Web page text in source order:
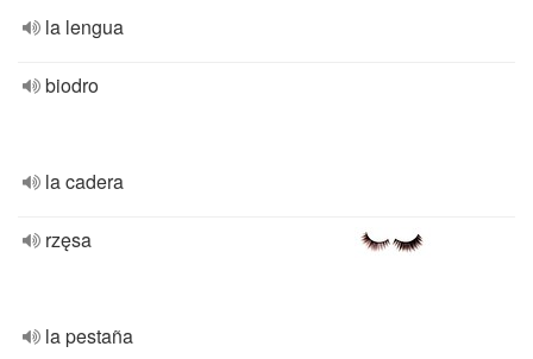
la lengua
biodro
la cadera
rzęsa
la pestaña